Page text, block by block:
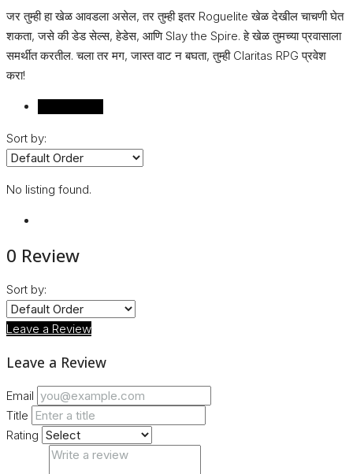
जर तुम्ही हा खेळ आवडला असेल, तर तुम्ही इतर Roguelite खेळ देखील चाचणी घेत
शकता, जसे की डेड सेल्स, हेडेस, आणि Slay the Spire. हे खेळ तुमच्या प्रवासाला
समर्थीत करतील. चला तर मग, जास्त वाट न बघता, तुम्ही Claritas RPG प्रवेश
करा!
Sort by:
No listing found.
0 Review
Sort by:
Leave a Review
Leave a Review
Email
Title
Rating